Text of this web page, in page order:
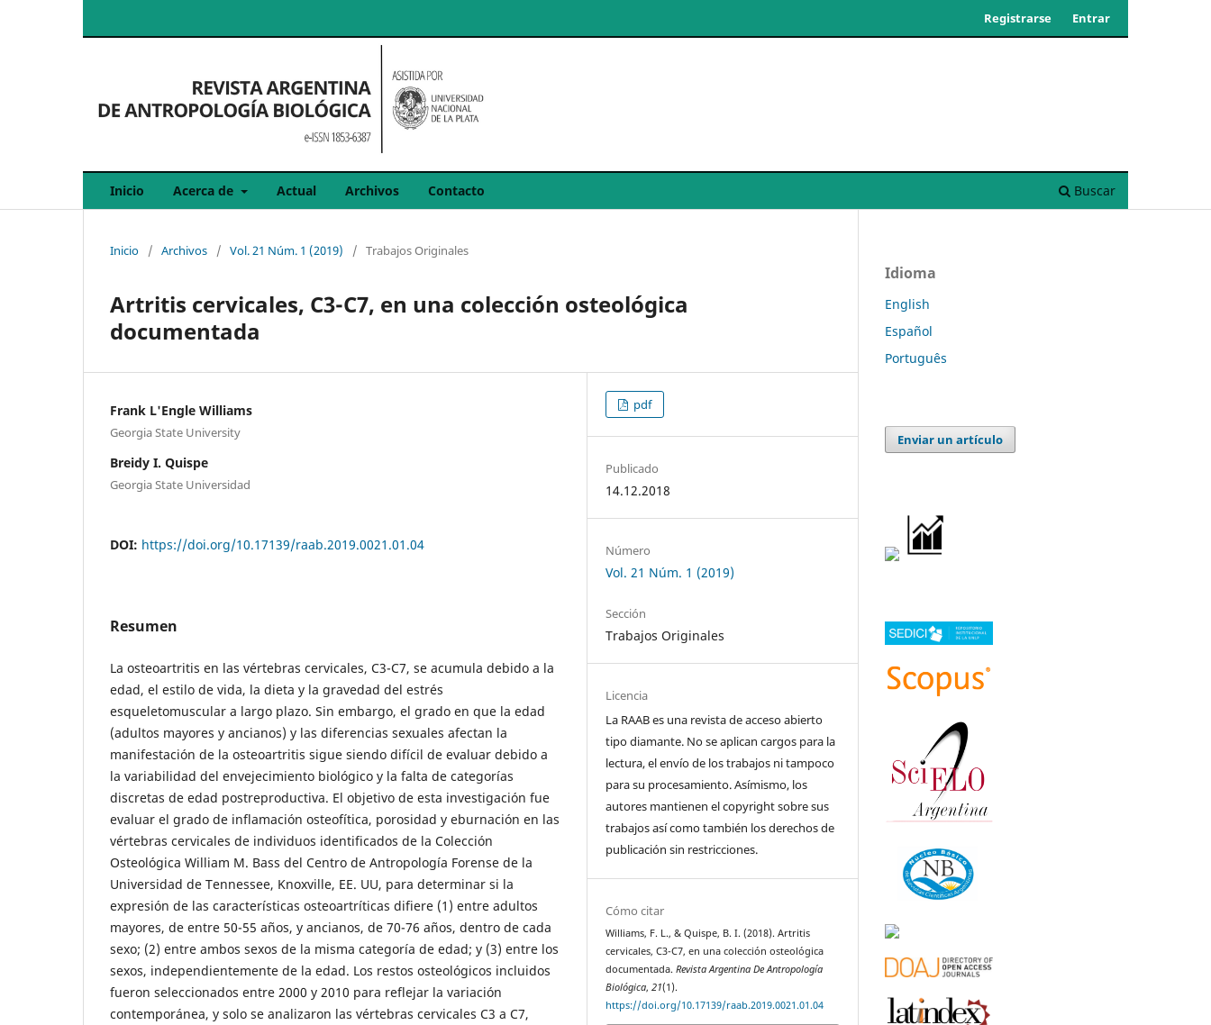
Inicio Acerca de Actual Archivos Contacto Buscar
Registrarse Entrar
Inicio / Archivos / Vol. 21 Núm. 1 (2019) / Trabajos Originales
Artritis cervicales, C3-C7, en una colección osteológica
documentada
Frank L'Engle Williams
Georgia State University
Breidy I. Quispe
Georgia State Universidad
DOI: https://doi.org/10.17139/raab.2019.0021.01.04
Resumen
La osteoartritis en las vértebras cervicales, C3-C7, se acumula debido a la
edad, el estilo de vida, la dieta y la gravedad del estrés
esqueletomuscular a largo plazo. Sin embargo, el grado en que la edad
(adultos mayores y ancianos) y las diferencias sexuales afectan la
manifestación de la osteoartritis sigue siendo difícil de evaluar debido a
la variabilidad del envejecimiento biológico y la falta de categorías
discretas de edad postreproductiva. El objetivo de esta investigación fue
evaluar el grado de inflamación osteofítica, porosidad y eburnación en las
vértebras cervicales de individuos identificados de la Colección
Osteológica William M. Bass del Centro de Antropología Forense de la
Universidad de Tennessee, Knoxville, EE. UU, para determinar si la
expresión de las características osteoartríticas difiere (1) entre adultos
mayores, de entre 50-55 años, y ancianos, de 70-76 años, dentro de cada
sexo; (2) entre ambos sexos de la misma categoría de edad; y (3) entre los
sexos, independientemente de la edad. Los restos osteológicos incluidos
fueron seleccionados entre 2000 y 2010 para reflejar la variación
contemporánea, y solo se analizaron las vértebras cervicales C3 a C7,
pdf
Publicado
14.12.2018
Número
Vol. 21 Núm. 1 (2019)
Sección
Trabajos Originales
Licencia
La RAAB es una revista de acceso abierto
tipo diamante. No se aplican cargos para la
lectura, el envío de los trabajos ni tampoco
para su procesamiento. Asímismo, los
autores mantienen el copyright sobre sus
trabajos así como también los derechos de
publicación sin restricciones.
Cómo citar
Williams, F. L., & Quispe, B. I. (2018). Artritis
cervicales, C3-C7, en una colección osteológica
documentada.Revista Argentina De Antropología
Biológica,21(1).
https://doi.org/10.17139/raab.2019.0021.01.04
Idioma
English
Español
Português
Enviar un artículo